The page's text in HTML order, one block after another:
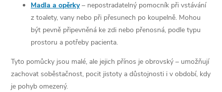
Madla a opěrky– nepostradatelný pomocník při vstávání
z toalety, vany nebo při přesunech po koupelně. Mohou
být pevně připevněná ke zdi nebo přenosná, podle typu
prostoru a potřeby pacienta.
Tyto pomůcky jsou malé, ale jejich přínos je obrovský – umožňují
zachovat soběstačnost, pocit jistoty a důstojnosti i v období, kdy
je pohyb omezený.